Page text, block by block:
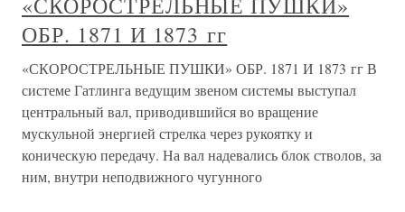
ОБР. 1871 И 1873 гг
«СКОРОСТРЕЛЬНЫЕ ПУШКИ» ОБР. 1871 И 1873 гг В
системе Гатлинга ведущим звеном системы выступал
центральный вал, приводившийся во вращение
мускульной энергией стрелка через рукоятку и
коническую передачу. На вал надевались блок стволов, за
ним, внутри неподвижного чугунного